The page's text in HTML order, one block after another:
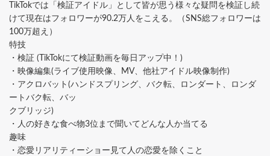
TikTokでは「検証アイドル」として皆が思う様々な疑問を検証し続
けて現在はフォロワーが90.2万人をこえる。（SNS総フォロワーは
100万超え）
特技
・検証 (TikTokにて検証動画を毎日アップ中！)
・映像編集(ライブ使用映像、MV、他社アイドル映像制作)
・アクロバット(ハンドスプリング、バク転、ロンダート、ロンダ
ートバク転、バッ
クブリッジ)
・人の好きな食べ物3位まで聞いてどんな人か当てる
趣味
・恋愛リアリティーショー見て人の恋愛を除くこと